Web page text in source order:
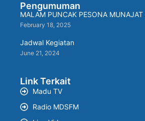
Pengumuman
MALAM PUNCAK PESONA
February 18, 2025
Jadwal Kegiatan
June 21, 2024
Link Terkait
Madu TV
Radio MDSFM